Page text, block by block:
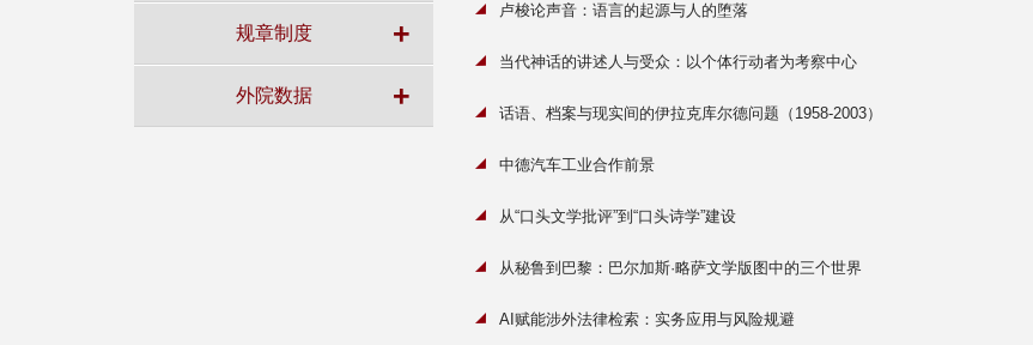
规章制度 +
外院数据 +
卢梭论声音：语言的起源与人的堕落
当代神话的讲述人与受众：以个体行动者为考察中心
话语、档案与现实间的伊拉克库尔德问题（1958-2003）
中德汽车工业合作前景
从“口头文学批评”到“口头诗学”建设
从秘鲁到巴黎：巴尔加斯·略萨文学版图中的三个世界
AI赋能涉外法律检索：实务应用与风险规避